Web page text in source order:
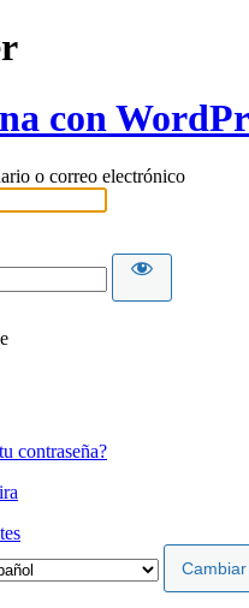
con
o correo electrónico
contraseña?